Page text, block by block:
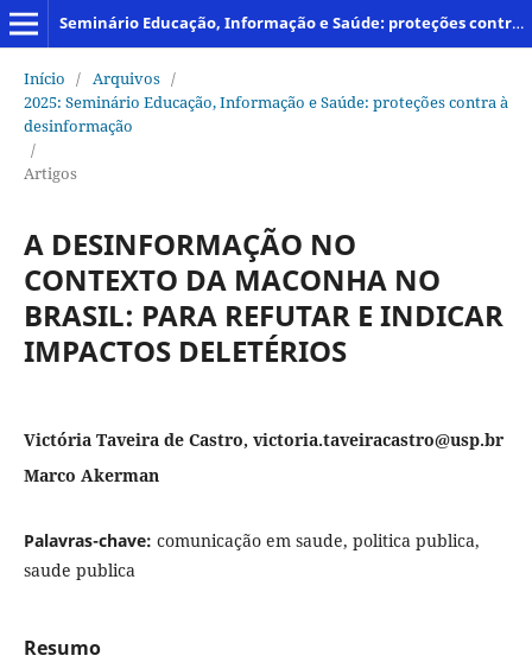
Seminário Educação, Informação e Saúde: proteções contra à desinformação
Início / Arquivos /
2025: Seminário Educação, Informação e Saúde: proteções contra à
desinformação
/
Artigos
A DESINFORMAÇÃO NO
CONTEXTO DA MACONHA NO
BRASIL: PARA REFUTAR E INDICAR
IMPACTOS DELETÉRIOS
Victória Taveira de Castro, victoria.taveiracastro@usp.br
Marco Akerman
Palavras-chave: comunicação em saude, politica publica,
saude publica
Resumo